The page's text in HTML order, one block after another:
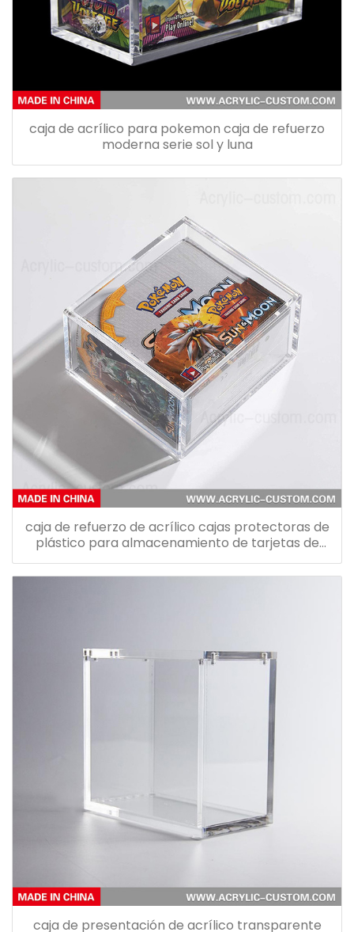
caja de acrílico para pokemon caja de refuerzo
moderna serie sol y luna
caja de refuerzo de acrílico cajas protectoras de
plástico para almacenamiento de tarjetas de
pokemon
caja de presentación de acrílico transparente